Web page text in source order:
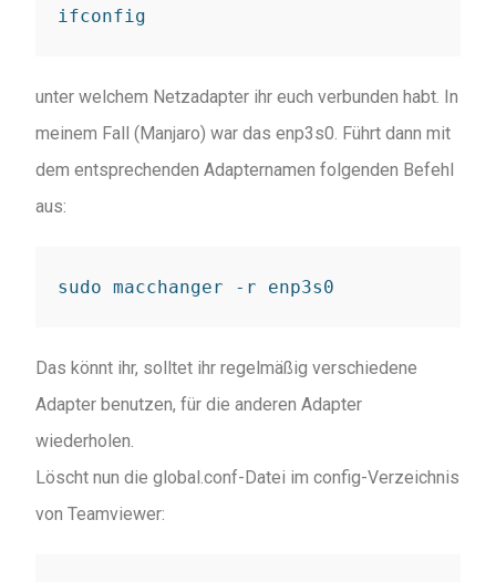
ifconfig
unter welchem Netzadapter ihr euch verbunden habt. In
meinem Fall (Manjaro) war das enp3s0. Führt dann mit
dem entsprechenden Adapternamen folgenden Befehl
aus:
sudo macchanger -r enp3s0
Das könnt ihr, solltet ihr regelmäßig verschiedene
Adapter benutzen, für die anderen Adapter
wiederholen.
Löscht nun die global.conf-Datei im config-Verzeichnis
von Teamviewer: